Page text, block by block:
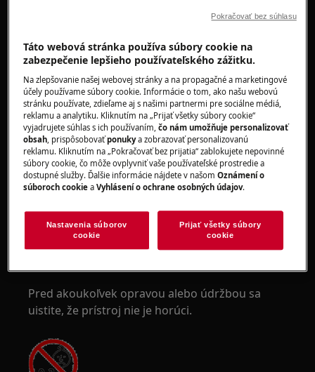
UPOZORNENIE!RIZIKO PORANENIA OČÍ
Pri vykonávaní údržby alebo opravy práce
súvisiace s pružinami noste ochranné okuliare.
Pred akoukoľvek opravou alebo údržbou sa
uistite, že prístroj nie je horúci.
Táto webová stránka používa súbory cookie na
zabezpečenie lepšieho používateľského zážitku.
Na zlepšovanie našej webovej stránky a na propagačné a marketingové
účely používame súbory cookie. Informácie o tom, ako našu webovú
stránku používate, zdieľame aj s našimi partnermi pre sociálne médiá,
reklamu a analytiku. Kliknutím na „Prijať všetky súbory cookie“
vyjadrujete súhlas s ich používaním,čo nám umožňuje personalizovať
obsah, prispôsobovaťponukya zobrazovať personalizovanú
reklamu. Kliknutím na „Pokračovať bez prijatia“ zablokujete nepovinné
súbory cookie, čo môže ovplyvniť vaše používateľské prostredie a
dostupné služby. Ďalšie informácie nájdete v našomOznámení o
súboroch cookie aVyhlásení o ochrane osobných údajov.
Nastavenia súborov
cookie
Prijať všetky súbory
cookie
Pokračovať bez súhlasu